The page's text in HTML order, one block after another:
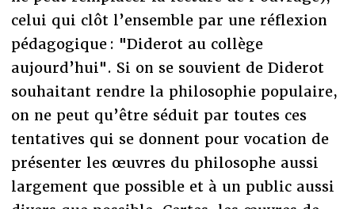
celui qui clôt l’ensemble par une réflexion
pédagogique : "Diderot au collège
aujourd’hui". Si on se souvient de Diderot
souhaitant rendre la philosophie populaire,
on ne peut qu’être séduit par toutes ces
tentatives qui se donnent pour vocation de
présenter les œuvres du philosophe aussi
largement que possible et à un public aussi